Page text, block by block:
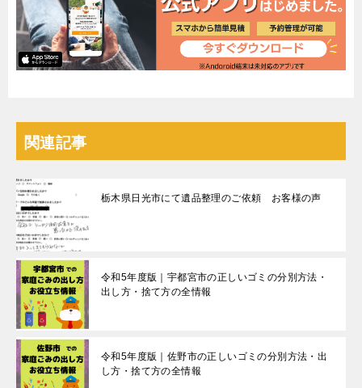
関連記事
栃木県日光市にて遺品整理のご依頼 お客様の声
令和5年度版｜宇都宮市の正しいゴミの分別方法・
出し方・捨て方の全情報
令和5年度版｜佐野市の正しいゴミの分別方法・出
し方・捨て方の全情報